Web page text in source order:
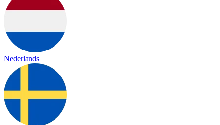
Nederlands